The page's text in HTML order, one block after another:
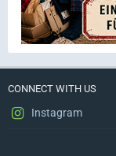
CONNECT WITH US
Instagram